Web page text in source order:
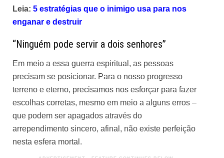
Leia: 5 estratégias que o inimigo usa para nos
enganar e destruir
“Ninguém pode servir a dois senhores”
Em meio a essa guerra espiritual, as pessoas
precisam se posicionar. Para o nosso progresso
terreno e eterno, precisamos nos esforçar para fazer
escolhas corretas, mesmo em meio a alguns erros –
que podem ser apagados através do
arrependimento sincero, afinal, não existe perfeição
nesta esfera mortal.